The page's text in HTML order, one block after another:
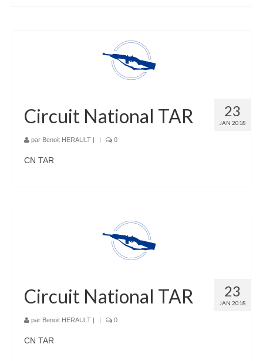
23
JAN 2018
Circuit National TAR
par Benoit HERAULT | | 0
CN TAR
23
JAN 2018
Circuit National TAR
par Benoit HERAULT | | 0
CN TAR